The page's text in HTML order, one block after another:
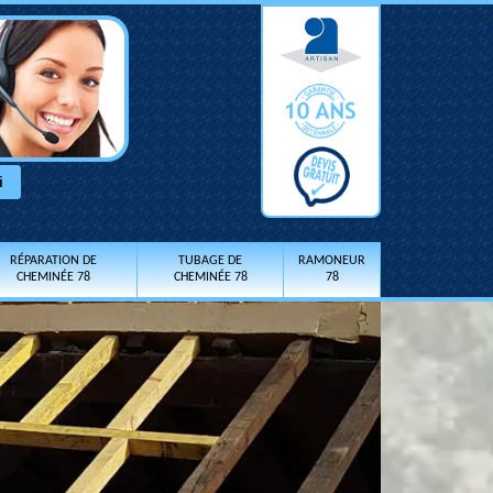
RÉPARATION DE
CHEMINÉE 78
TUBAGE DE
CHEMINÉE 78
RAMONEUR
78